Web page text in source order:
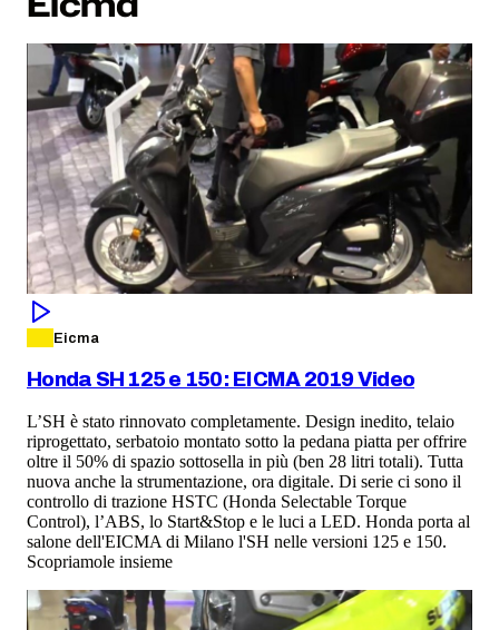
Eicma
Honda SH 125 e 150: EICMA 2019 Video
L’SH è stato rinnovato completamente. Design inedito, telaio
riprogettato, serbatoio montato sotto la pedana piatta per offrire
oltre il 50% di spazio sottosella in più (ben 28 litri totali). Tutta
nuova anche la strumentazione, ora digitale. Di serie ci sono il
controllo di trazione HSTC (Honda Selectable Torque
Control), l’ABS, lo Start&Stop e le luci a LED. Honda porta al
salone dell'EICMA di Milano l'SH nelle versioni 125 e 150.
Scopriamole insieme